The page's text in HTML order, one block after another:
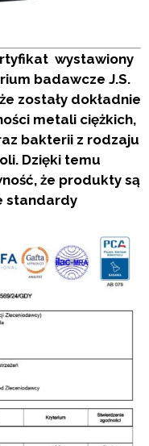
wystawiony
badawcze J.S.
zostały dokładnie
metali ciężkich,
bakterii z rodzaju
Dzięki temu
że produkty są
standardy